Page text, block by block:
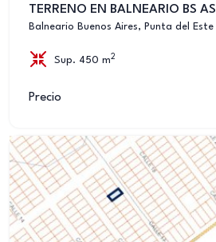
TERRENO EN BALNEARIO BS AS
Balneario Buenos Aires, Punta del Este
Sup. 450 m 2
Precio